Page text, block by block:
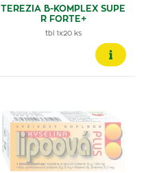
TEREZIA B-KOMPLEX SUPE
R FORTE+
tbl 1x20 ks